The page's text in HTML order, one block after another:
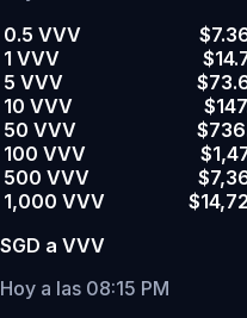
0.5 VVV
1 VVV
5 VVV
10 VVV
50 VVV
100 VVV
500 VVV
1,000 VVV
SGD a VVV
Hoy a las 08:15 PM